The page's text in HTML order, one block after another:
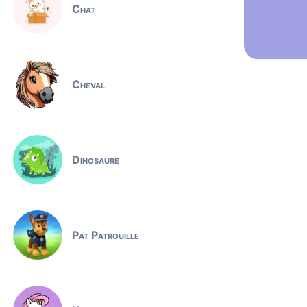
Chat
Cheval
Dinosaure
Pat Patrouille